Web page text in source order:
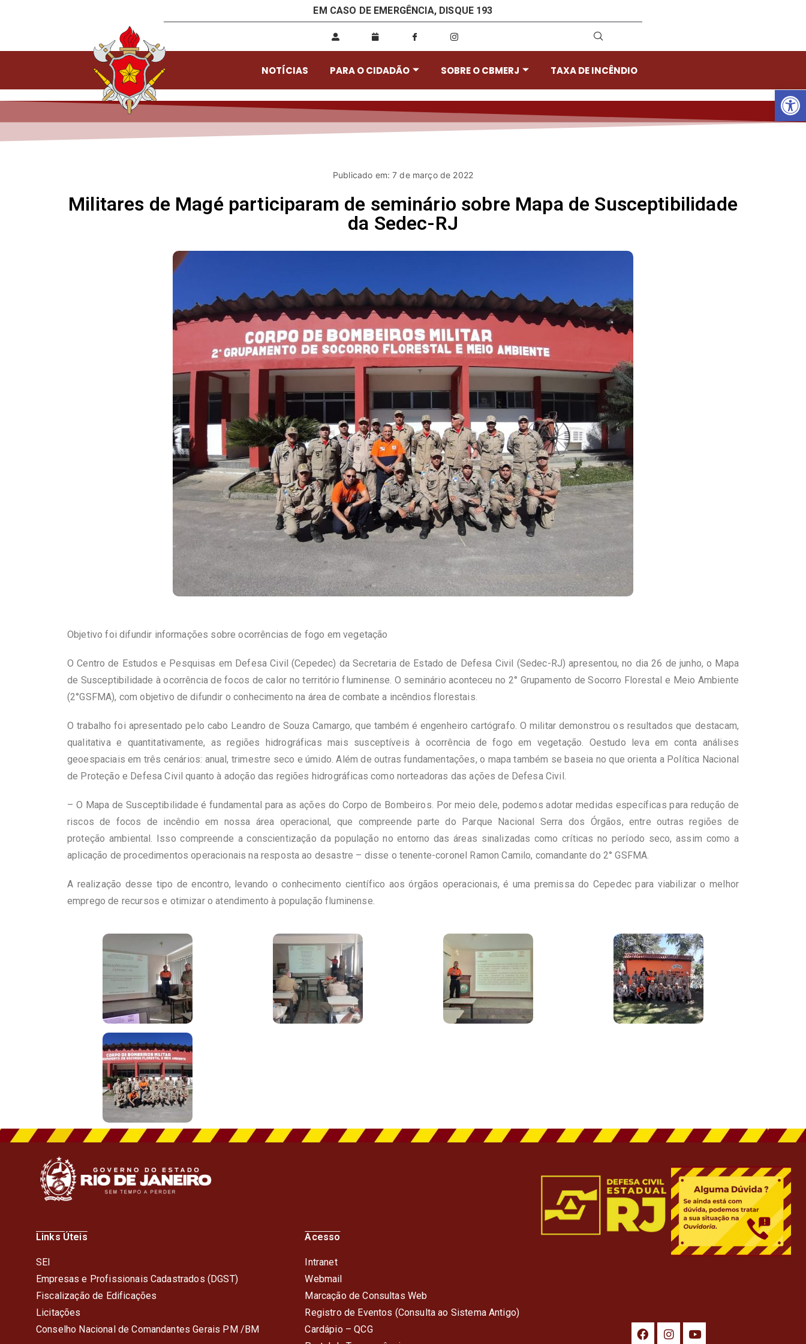
EM CASO DE EMERGÊNCIA, DISQUE 193
NOTÍCIAS PARA O CIDADÃO SOBRE O CBMERJ TAXA DE INCÊNDIO
Publicado em: 7 de março de 2022
Militares de Magé participaram de seminário sobre Mapa de Susceptibilidade
da Sedec-RJ
Objetivo foi difundir informações sobre ocorrências de fogo em vegetação
O Centro de Estudos e Pesquisas em Defesa Civil (Cepedec) da Secretaria de Estado de Defesa Civil (Sedec-RJ) apresentou, no dia 26 de junho, o Mapa
de Susceptibilidade à ocorrência de focos de calor no território fluminense. O seminário aconteceu no 2° Grupamento de Socorro Florestal e Meio Ambiente
(2°GSFMA), com objetivo de difundir o conhecimento na área de combate a incêndios florestais.
O trabalho foi apresentado pelo cabo Leandro de Souza Camargo, que também é engenheiro cartógrafo. O militar demonstrou os resultados que destacam,
qualitativa e quantitativamente, as regiões hidrográficas mais susceptíveis à ocorrência de fogo em vegetação. Oestudo leva em conta análises
geoespaciais em três cenários: anual, trimestre seco e úmido. Além de outras fundamentações, o mapa também se baseia no que orienta a Política Nacional
de Proteção e Defesa Civil quanto à adoção das regiões hidrográficas como norteadoras das ações de Defesa Civil.
– O Mapa de Susceptibilidade é fundamental para as ações do Corpo de Bombeiros. Por meio dele, podemos adotar medidas específicas para redução de
riscos de focos de incêndio em nossa área operacional, que compreende parte do Parque Nacional Serra dos Órgãos, entre outras regiões de
proteção ambiental. Isso compreende a conscientização da população no entorno das áreas sinalizadas como críticas no período seco, assim como a
aplicação de procedimentos operacionais na resposta ao desastre – disse o tenente-coronel Ramon Camilo, comandante do 2° GSFMA.
A realização desse tipo de encontro, levando o conhecimento científico aos órgãos operacionais, é uma premissa do Cepedec para viabilizar o melhor
emprego de recursos e otimizar o atendimento à população fluminense.
Links Úteis
SEI
Empresas e Profissionais Cadastrados (DGST)
Fiscalização de Edificações
Licitações
Conselho Nacional de Comandantes Gerais PM /BM
Acesso
Intranet
Webmail
Marcação de Consultas Web
Registro de Eventos (Consulta ao Sistema Antigo)
Cardápio – QCG